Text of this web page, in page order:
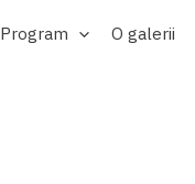
Program O galerii